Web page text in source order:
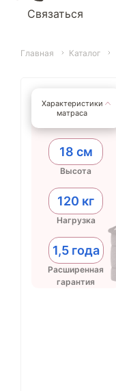
Связаться
Главная Каталог
Характеристики
матраса
18 см
Высота
120 кг
Нагрузка
1,5 года
Расширенная
гарантия